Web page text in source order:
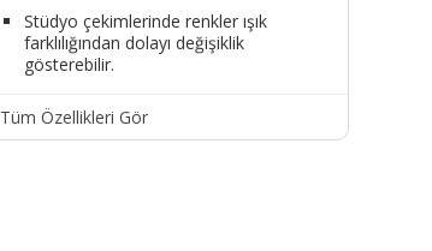
Stüdyo çekimlerinde renkler ışık
farklılığından dolayı değişiklik
gösterebilir.
Tüm Özellikleri Gör